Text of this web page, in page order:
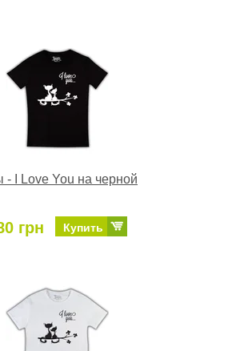
- I Love You на черной
грн Купить